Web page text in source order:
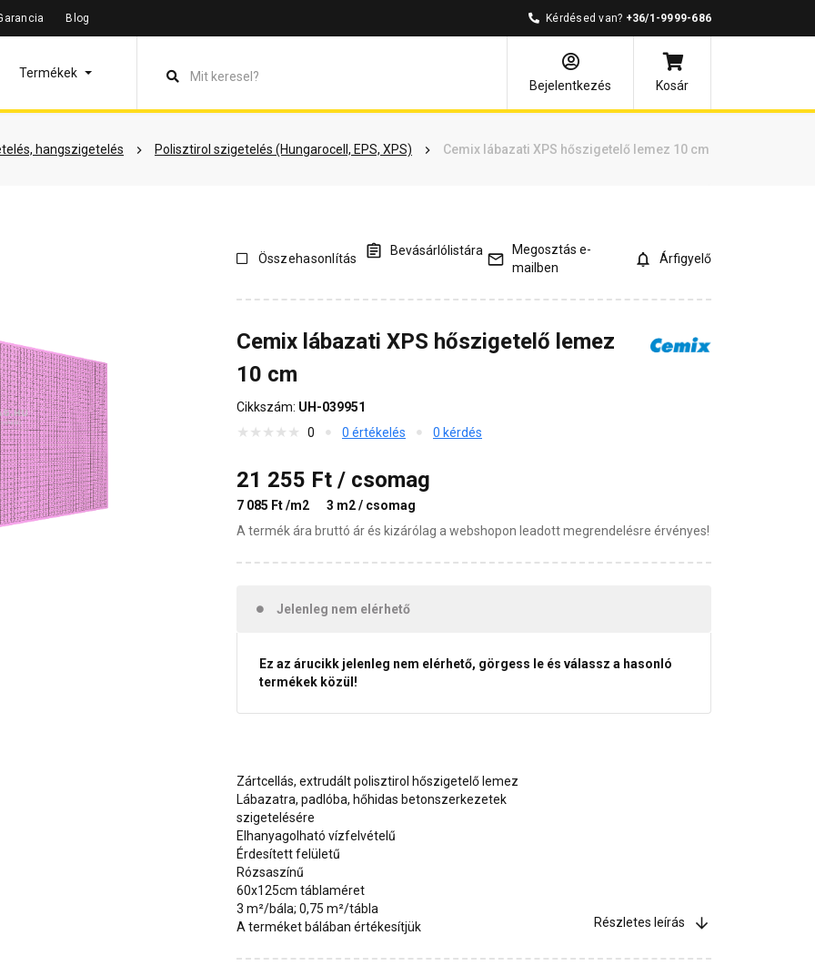
Blog Kérdésed van? +36/1-9999-686
Termékek
Bejelentkezés
Kosár
hangszigetelés Polisztirol szigetelés (Hungarocell, EPS, XPS) Cemix lábazati XPS hőszigetelő lemez 10 cm
Termékinformáció Vásárlói vélemények Kérdések és válaszok Kapcsolódó cikkek
Összehasonlítás
Bevásárlólistára
Megosztás e-
mailben
Árfigyelő
Cemix lábazati XPS hőszigetelő lemez
10 cm
Cikkszám: UH-039951
0
0 értékelés 0 kérdés
21 255 Ft / csomag
7 085 Ft /m2
3 m2 / csomag
A termék ára bruttó ár és kizárólag a webshopon leadott megrendelésre érvényes!
Jelenleg nem elérhető
Ez az árucikk jelenleg nem elérhető, görgess le és válassz a hasonló
termékek közül!
Zártcellás, extrudált polisztirol hőszigetelő lemez
Lábazatra, padlóba, hőhidas betonszerkezetek
szigetelésére
Elhanyagolható vízfelvételű
Érdesített felületű
Rózsaszínű
60x125cm táblaméret
3 m²/bála; 0,75 m²/tábla
A terméket bálában értékesítjük
Részletes leírás